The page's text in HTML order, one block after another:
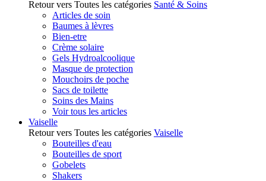
Retour vers Toutes les catégories Santé & Soins
Articles de soin
Baumes à lèvres
Bien-etre
Crème solaire
Gels Hydroalcoolique
Masque de protection
Mouchoirs de poche
Sacs de toilette
Soins des Mains
Voir tous les articles
Vaiselle
Retour vers Toutes les catégories Vaiselle
Bouteilles d'eau
Bouteilles de sport
Gobelets
Shakers